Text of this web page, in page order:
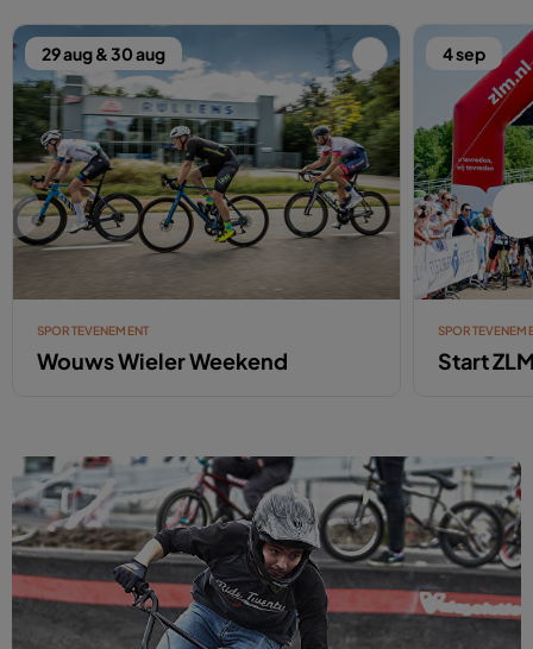
29 aug & 30 aug
SPORTEVENEMENT
Wouws Wieler Weekend
4 sep
Start